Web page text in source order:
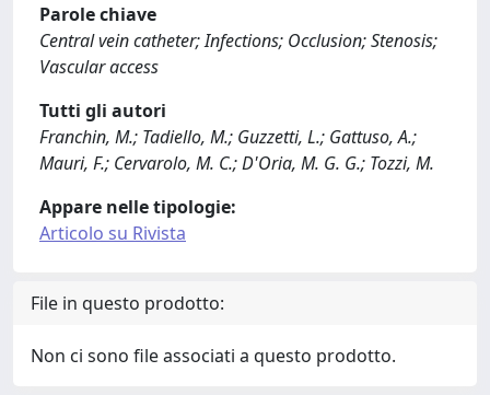
Parole chiave
Central vein catheter; Infections; Occlusion; Stenosis;
Vascular access
Tutti gli autori
Franchin, M.; Tadiello, M.; Guzzetti, L.; Gattuso, A.;
Mauri, F.; Cervarolo, M. C.; D'Oria, M. G. G.; Tozzi, M.
Appare nelle tipologie:
Articolo su Rivista
File in questo prodotto:
Non ci sono file associati a questo prodotto.